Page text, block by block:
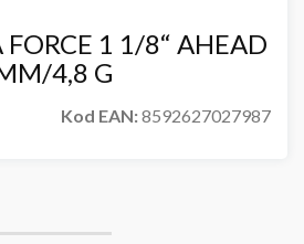
1 1/8“ AHEAD
4,8 G
Kod EAN:8592627027987